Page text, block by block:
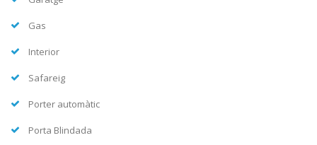
Gas
Interior
Safareig
Porter automàtic
Porta Blindada